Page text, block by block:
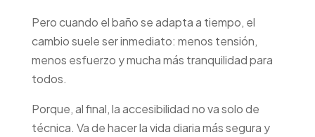
Pero cuando el baño se adapta a tiempo, el
cambio suele ser inmediato: menos tensión,
menos esfuerzo y mucha más tranquilidad para
todos.
Porque, al final, la accesibilidad no va solo de
técnica. Va de hacer la vida diaria más segura y